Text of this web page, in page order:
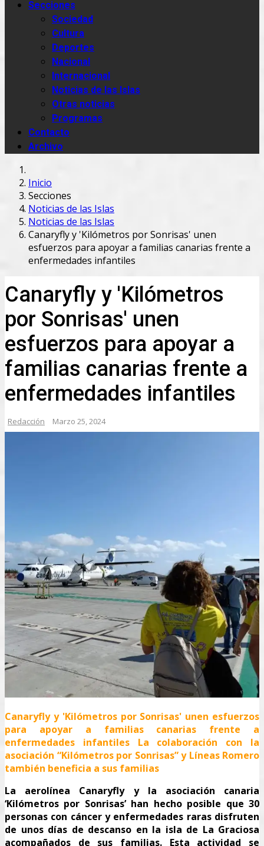
Secciones
Sociedad
Cultura
Deportes
Nacional
Internacional
Noticias de las Islas
Otras noticias
Programas
Contacto
Archivo
Inicio
Secciones
Noticias de las Islas
Noticias de las Islas
Canaryfly y 'Kilómetros por Sonrisas' unen
esfuerzos para apoyar a familias canarias frente a
enfermedades infantiles
Canaryfly y 'Kilómetros
por Sonrisas' unen
esfuerzos para apoyar a
familias canarias frente a
enfermedades infantiles
Redacción Marzo 25, 2024
Canaryfly y 'Kilómetros por Sonrisas' unen esfuerzos
para apoyar a familias canarias frente a
enfermedades infantiles La colaboración con la
asociación “Kilómetros por Sonrisas” y Líneas Romero
también beneficia a sus familias
La aerolínea Canaryfly y la asociación canaria
‘Kilómetros por Sonrisas’ han hecho posible que 30
personas con cáncer y enfermedades raras disfruten
de unos días de descanso en la isla de La Graciosa
acompañados de sus familias. Esta actividad se